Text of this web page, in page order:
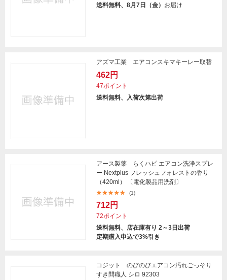
送料無料、8月7日（金） お届け
アズマ工業 エアコンスキマキーレー取替
462円
47ポイント
送料無料、入荷次第出荷
アース製薬 らくハピ エアコン洗浄スプレ
ー Nextplus フレッシュフォレストの香り
（420ml） 〔電化製品用洗剤〕
(1)
712円
72ポイント
送料無料、店在庫有り 2～3日出荷
定期購入申込で3%引き
コジット のびのびエアコン汚れごっそり
すき間職人 シロ 92303